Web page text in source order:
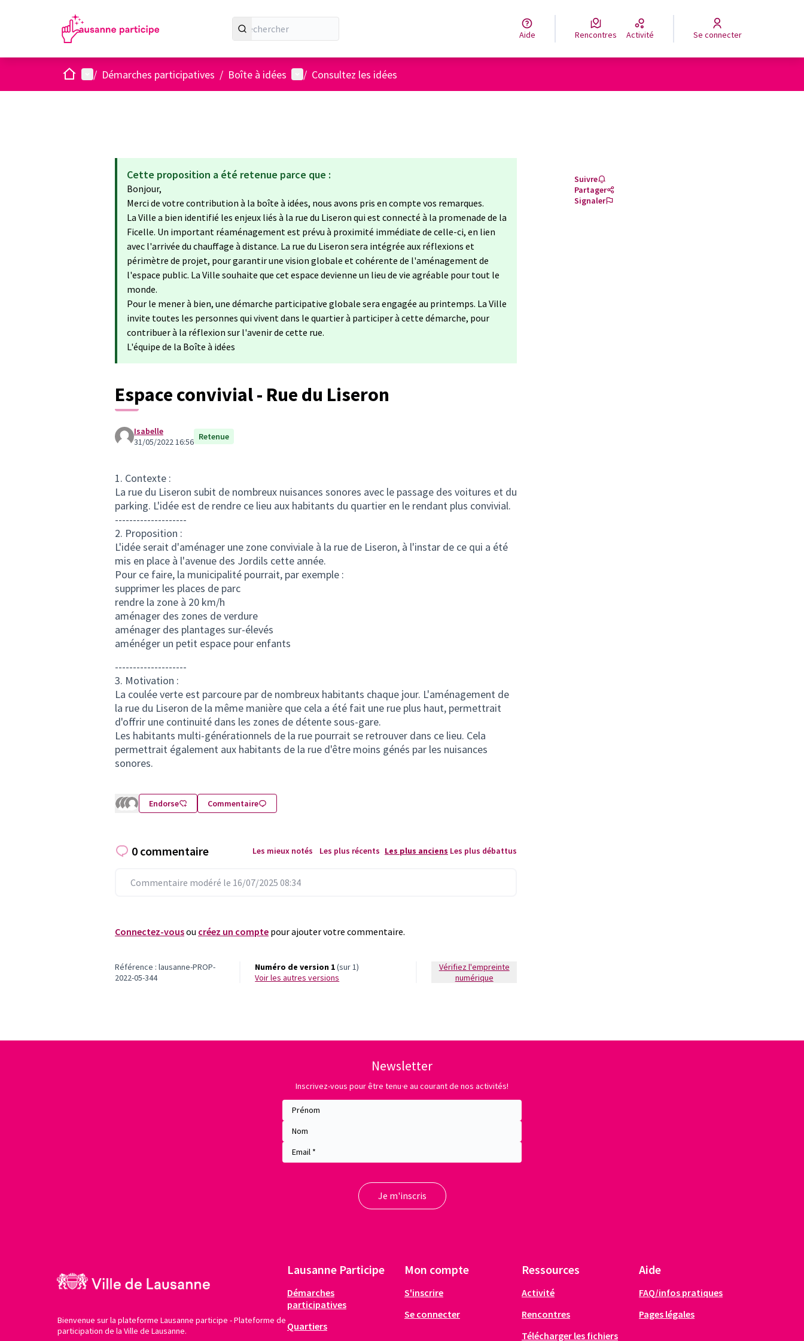
Aide Rencontres Activité Se connecter
AccueilMenu principal
/ Démarches participatives / Boîte à idées Menu utilisateur
/ Consultez les idées
Cette proposition a été retenue parce que :
Bonjour,
Merci de votre contribution à la boîte à idées, nous avons pris en compte vos remarques.
La Ville a bien identifié les enjeux liés à la rue du Liseron qui est connecté à la promenade de la
Ficelle. Un important réaménagement est prévu à proximité immédiate de celle-ci, en lien
avec l'arrivée du chauffage à distance. La rue du Liseron sera intégrée aux réflexions et
périmètre de projet, pour garantir une vision globale et cohérente de l'aménagement de
l'espace public. La Ville souhaite que cet espace devienne un lieu de vie agréable pour tout le
monde.
Pour le mener à bien, une démarche participative globale sera engagée au printemps. La Ville
invite toutes les personnes qui vivent dans le quartier à participer à cette démarche, pour
contribuer à la réflexion sur l'avenir de cette rue.
L'équipe de la Boîte à idées
Espace convivial - Rue du Liseron
Isabelle
31/05/2022 16:56 Retenue
1. Contexte :
La rue du Liseron subit de nombreux nuisances sonores avec le passage des voitures et du
parking. L'idée est de rendre ce lieu aux habitants du quartier en le rendant plus convivial.
--------------------
2. Proposition :
L'idée serait d'aménager une zone conviviale à la rue de Liseron, à l'instar de ce qui a été
mis en place à l'avenue des Jordils cette année.
Pour ce faire, la municipalité pourrait, par exemple :
supprimer les places de parc
rendre la zone à 20 km/h
aménager des zones de verdure
aménager des plantages sur-élevés
aménéger un petit espace pour enfants
--------------------
3. Motivation :
La coulée verte est parcoure par de nombreux habitants chaque jour. L'aménagement de
la rue du Liseron de la même manière que cela a été fait une rue plus haut, permettrait
d'offrir une continuité dans les zones de détente sous-gare.
Les habitants multi-générationnels de la rue pourrait se retrouver dans ce lieu. Cela
permettrait également aux habitants de la rue d'être moins génés par les nuisances
sonores.
Endorse Commentaire
Suivre
Partager
Signaler
0 commentaire Les mieux notés Les plus récents Les plus anciens Les plus débattus
Commentaire modéré le 16/07/2025 08:34
Connectez-vousou créez un compte pour ajouter votre commentaire.
Référence : lausanne-PROP-
2022-05-344
Numéro de version 1(sur 1)
voir les autres versions
Vérifiez l'empreinte
numérique
Newsletter
Inscrivez-vous pour être tenu·e au courant de nos activités!
Bienvenue sur la plateforme Lausanne participe - Plateforme de
participation de la Ville de Lausanne.
Lausanne Participe
Démarches
participatives
Quartiers
Mon compte
S'inscrire
Se connecter
Ressources
Activité
Rencontres
Télécharger les fichiers
Aide
FAQ/infos pratiques
Pages légales